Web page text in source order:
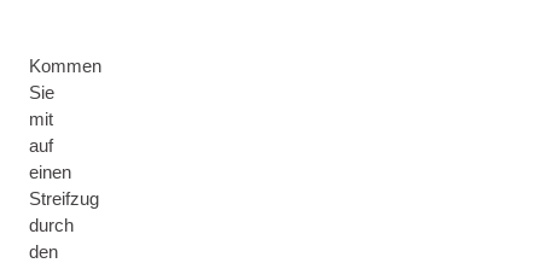
Kommen
Sie
mit
auf
einen
Streifzug
durch
den